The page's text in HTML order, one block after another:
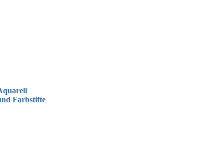
Farbstifte